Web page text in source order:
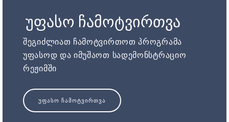
უფასო ჩამოტვირთვა
შეგიძლიათ ჩამოტვირთოთ პროგრამა
უფასოდ და იმუშაოთ სადემონსტრაციო
რეჟიმში
ᲣᲤᲐᲡᲝ ᲩᲐᲛᲝᲢᲕᲘᲠᲗᲕᲐ